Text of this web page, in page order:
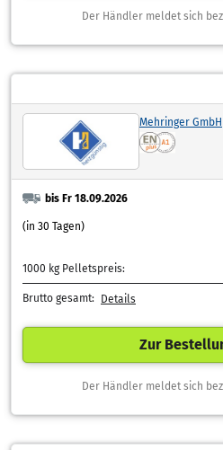
Der Händler meldet sich
Mehringer GmbH
bis Fr 18.09.2026
(in 30 Tagen)
1000 kg Pelletspreis:
Brutto gesamt: Details
Zur
Der Händler meldet sich